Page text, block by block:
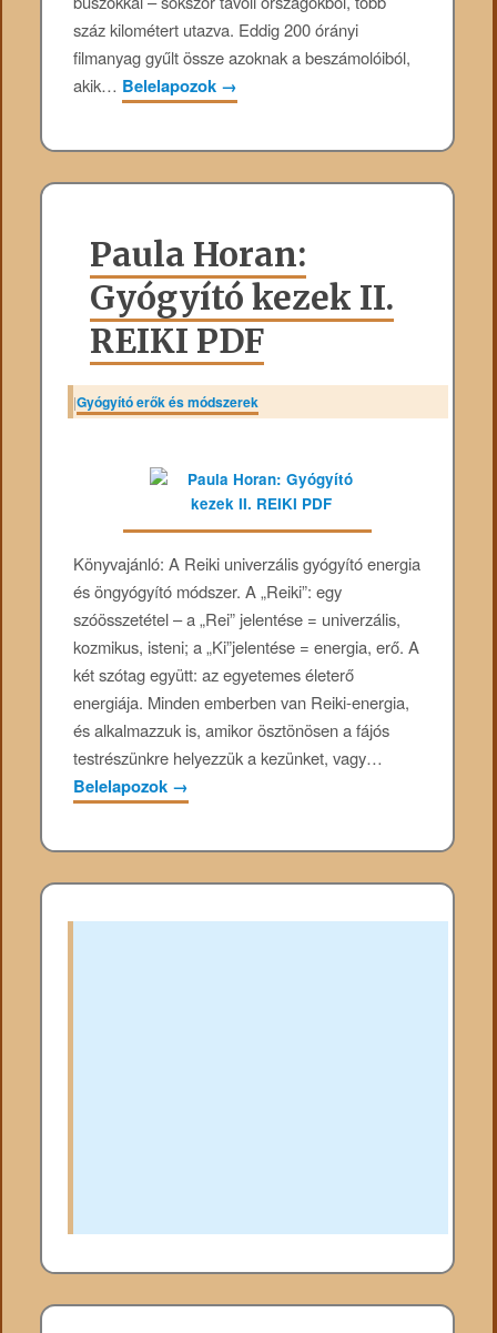
száz kilométert utazva. Eddig 200 órányi
filmanyag gyűlt össze azoknak a beszámolóiból,
akik… Belelapozok →
Paula Horan:
Gyógyító kezek II.
REIKI PDF
|Gyógyító erők és módszerek
Könyvajánló: A Reiki univerzális gyógyító energia
és öngyógyító módszer. A „Reiki”: egy
szóösszetétel – a „Rei” jelentése = univerzális,
kozmikus, isteni; a „Ki”jelentése = energia, erő. A
két szótag együtt: az egyetemes életerő
energiája. Minden emberben van Reiki-energia,
és alkalmazzuk is, amikor ösztönösen a fájós
testrészünkre helyezzük a kezünket, vagy…
Belelapozok →